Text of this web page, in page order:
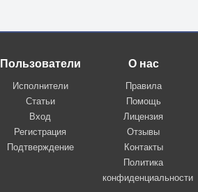
Пользователи
Исполнители
Статьи
Вход
Регистрация
Подтверждение
О нас
Правила
Помощь
Лицензия
Отзывы
Контакты
Политика
конфиденциальности